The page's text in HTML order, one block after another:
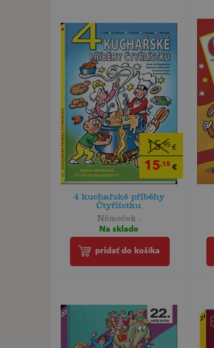
15,95 €
15,15 €
4 kuchařské příběhy
Čtyřlístku
Němeček ,
Na sklade
pridať do košíka